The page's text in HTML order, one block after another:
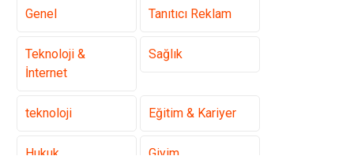
Genel Tanıtıcı Reklam
Teknoloji &
İnternet
Sağlık
teknoloji Eğitim & Kariyer
Hukuk Giyim